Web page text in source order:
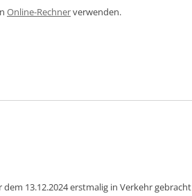
Online-Rechnerverwenden.
13.12.2024 erstmalig in Verkehr gebracht